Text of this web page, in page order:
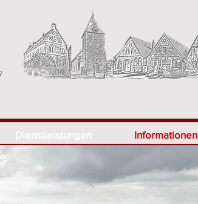
Dienstleistungen Informationen